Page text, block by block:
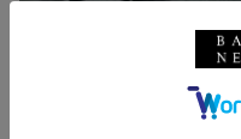
BARNEYS NEW YORK by ANC